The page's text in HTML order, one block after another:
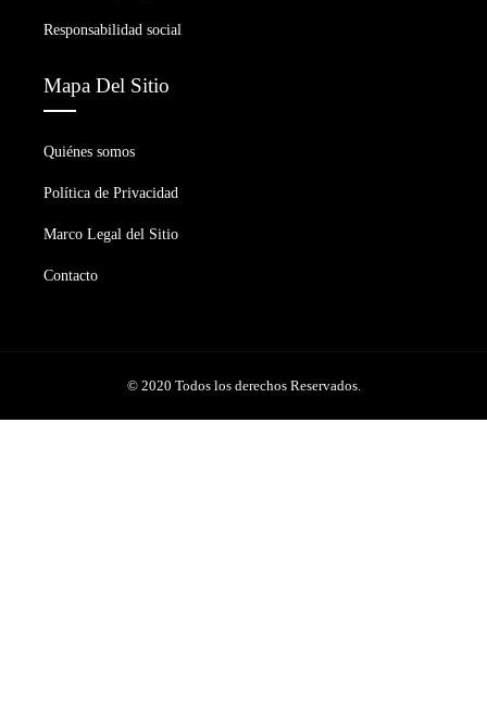
Responsabilidad social
Mapa Del Sitio
Quiénes somos
Política de Privacidad
Marco Legal del Sitio
Contacto
© 2020 Todos los derechos Reservados.